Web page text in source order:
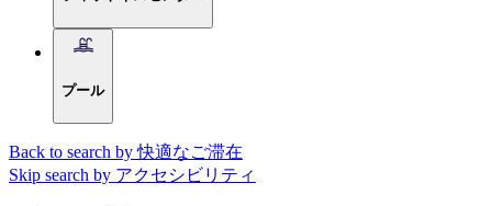
プール
Back to search by 快適なご滞在
Skip search by アクセシビリティ